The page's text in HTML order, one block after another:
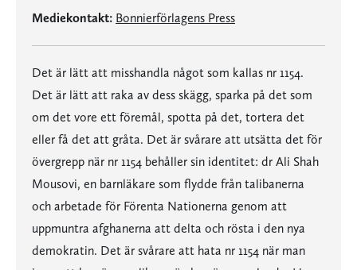
Mediekontakt: Bonnierförlagens Press
Det är lätt att misshandla något som kallas nr 1154.
Det är lätt att raka av dess skägg, sparka på det som
om det vore ett föremål, spotta på det, tortera det
eller få det att gråta. Det är svårare att utsätta det för
övergrepp när nr 1154 behåller sin identitet: dr Ali Shah
Mousovi, en barnläkare som flydde från talibanerna
och arbetade för Förenta Nationerna genom att
uppmuntra afghanerna att delta och rösta i den nya
demokratin. Det är svårare att hata nr 1154 när man